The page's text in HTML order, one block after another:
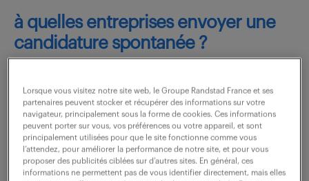
à quelles entreprises envoyer une
candidature spontanée ?
Une candidature spontanée n’a rien à gagner à
jouer la politique de l’arrosage automatique. Elle
est surtout efficace si vous savez expliquer :
pourquoi cette entreprise, pourquoi maintenant,
pourquoi vous.
Lorsque vous visitez notre site web, le Groupe Randstad France et ses
partenaires peuvent stocker et récupérer des informations sur votre
navigateur, principalement sous la forme de cookies. Ces informations
peuvent porter sur vous, vos préférences ou votre appareil, et sont
principalement utilisées pour que le site fonctionne comme vous
l’attendez, pour améliorer la performance de notre site, et pour vous
proposer des publicités ciblées sur d’autres sites. En général, ces
informations ne permettent pas de vous identifier directement, mais elles